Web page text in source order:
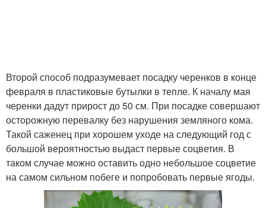
Второй способ подразумевает посадку черенков в конце
февраля в пластиковые бутылки в тепле. К началу мая
черенки дадут прирост до 50 см. При посадке совершают
осторожную перевалку без нарушения земляного кома.
Такой саженец при хорошем уходе на следующий год с
большой вероятностью выдаст первые соцветия. В
таком случае можно оставить одно небольшое соцветие
на самом сильном побеге и попробовать первые ягоды.